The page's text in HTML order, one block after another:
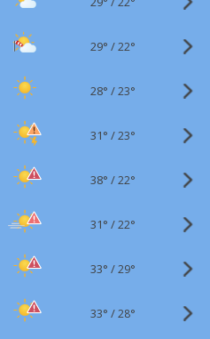
29° /22°
28° /23°
31° /23°
38° /22°
31° /22°
33° /29°
33° /28°